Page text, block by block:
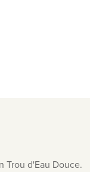
d'Eau Douce.